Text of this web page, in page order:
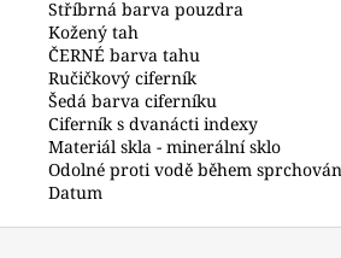
Stříbrná barva pouzdra
Kožený tah
ČERNÉ barva tahu
Ručičkový ciferník
Šedá barva ciferníku
Ciferník s dvanácti indexy
Materiál skla - minerální sklo
Odolné proti vodě během
Datum